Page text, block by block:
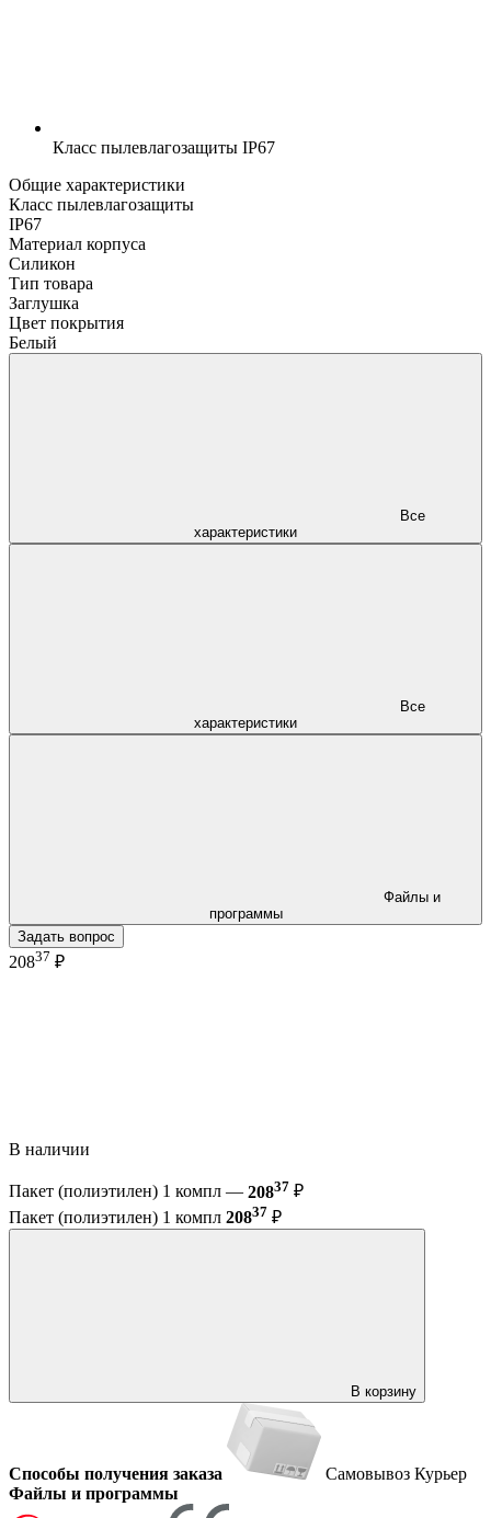
Класс пылевлагозащиты IP67
Общие характеристики
Класс пылевлагозащиты
IP67
Материал корпуса
Силикон
Тип товара
Заглушка
Цвет покрытия
Белый
характеристики
характеристики
программы
Задать вопрос
20837 ₽
В наличии
Пакет (полиэтилен) 1 компл — 20837 ₽
Пакет (полиэтилен) 1 компл 20837 ₽
В корзину
Способы получения заказа Самовывоз Курьер
Файлы и программы